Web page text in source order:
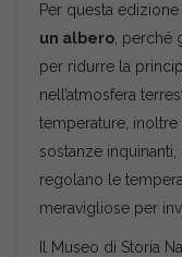
Per questa edizione
un albero ,
per ridurre la
nell’atmosfera
temperature,
sostanze
regolano le
meravigliose per
Il Museo di Storia